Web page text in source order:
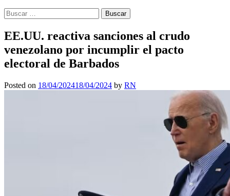
Buscar:
EE.UU. reactiva sanciones al crudo
venezolano por incumplir el pacto
electoral de Barbados
Posted on 18/04/202418/04/2024 by RN